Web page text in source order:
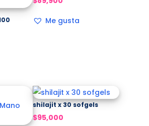
Me gusta
shilajit x 30 sofgels
$95,000